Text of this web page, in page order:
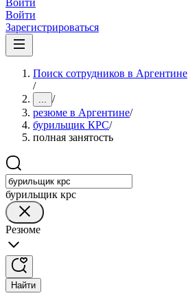
Войти
Войти
Зарегистрироваться
Поиск сотрудников в Аргентине
/
... /
резюме в Аргентине/
бурильщик КРС/
полная занятость
бурильщик крс
Резюме
Найти